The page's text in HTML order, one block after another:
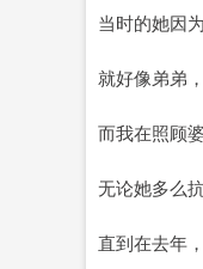
当时的她因
就好像弟弟
而我在照顾
无论她多么
直到在去年